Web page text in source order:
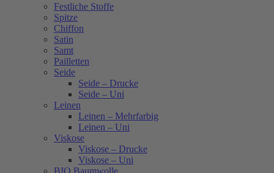
Festliche Stoffe
Spitze
Chiffon
Satin
Samt
Pailletten
Seide
Seide – Drucke
Seide – Uni
Leinen
Leinen – Mehrfarbig
Leinen – Uni
Viskose
Viskose – Drucke
Viskose – Uni
BIO Baumwolle